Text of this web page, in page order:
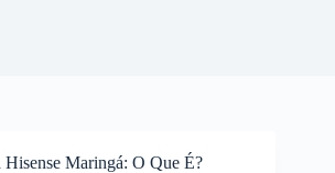
Hisense Maringá: O Que É?